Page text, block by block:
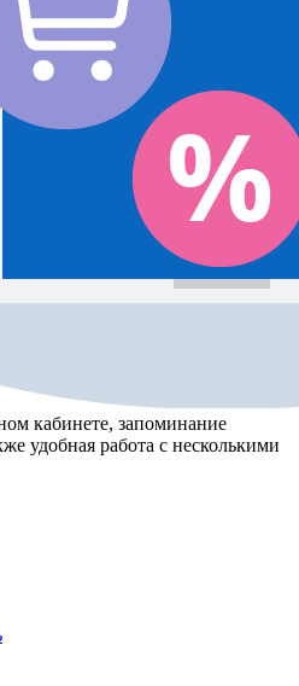
кабинете, запоминание
удобная работа с несколькими